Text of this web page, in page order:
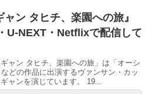
ャン タヒチ、楽園への旅』
U-NEXT・Netflixで配信して
ャン タヒチ、楽園への旅」は「オーシ
どの作品に出演するヴァンサン・カッ
ャンを演じています。 19...